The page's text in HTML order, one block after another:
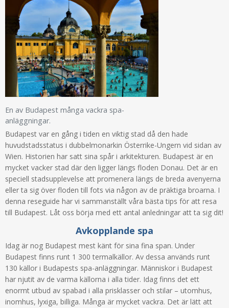
En av Budapest många vackra spa-
anläggningar.
Budapest var en gång i tiden en viktig stad då den hade
huvudstadsstatus i dubbelmonarkin Österrike-Ungern vid sidan av
Wien. Historien har satt sina spår i arkitekturen. Budapest är en
mycket vacker stad där den ligger längs floden Donau. Det är en
speciell stadsupplevelse att promenera längs de breda avenyerna
eller ta sig över floden till fots via någon av de präktiga broarna. I
denna reseguide har vi sammanställt våra bästa tips för att resa
till Budapest. Låt oss börja med ett antal anledningar att ta sig dit!
Avkopplande spa
Idag är nog Budapest mest känt för sina fina span. Under
Budapest finns runt 1 300 termalkällor. Av dessa används runt
130 källor i Budapests spa-anläggningar. Människor i Budapest
har njutit av de varma källorna i alla tider. Idag finns det ett
enormt utbud av spabad i alla prisklasser och stilar – utomhus,
inomhus, lyxiga, billiga. Många är mycket vackra. Det är lätt att